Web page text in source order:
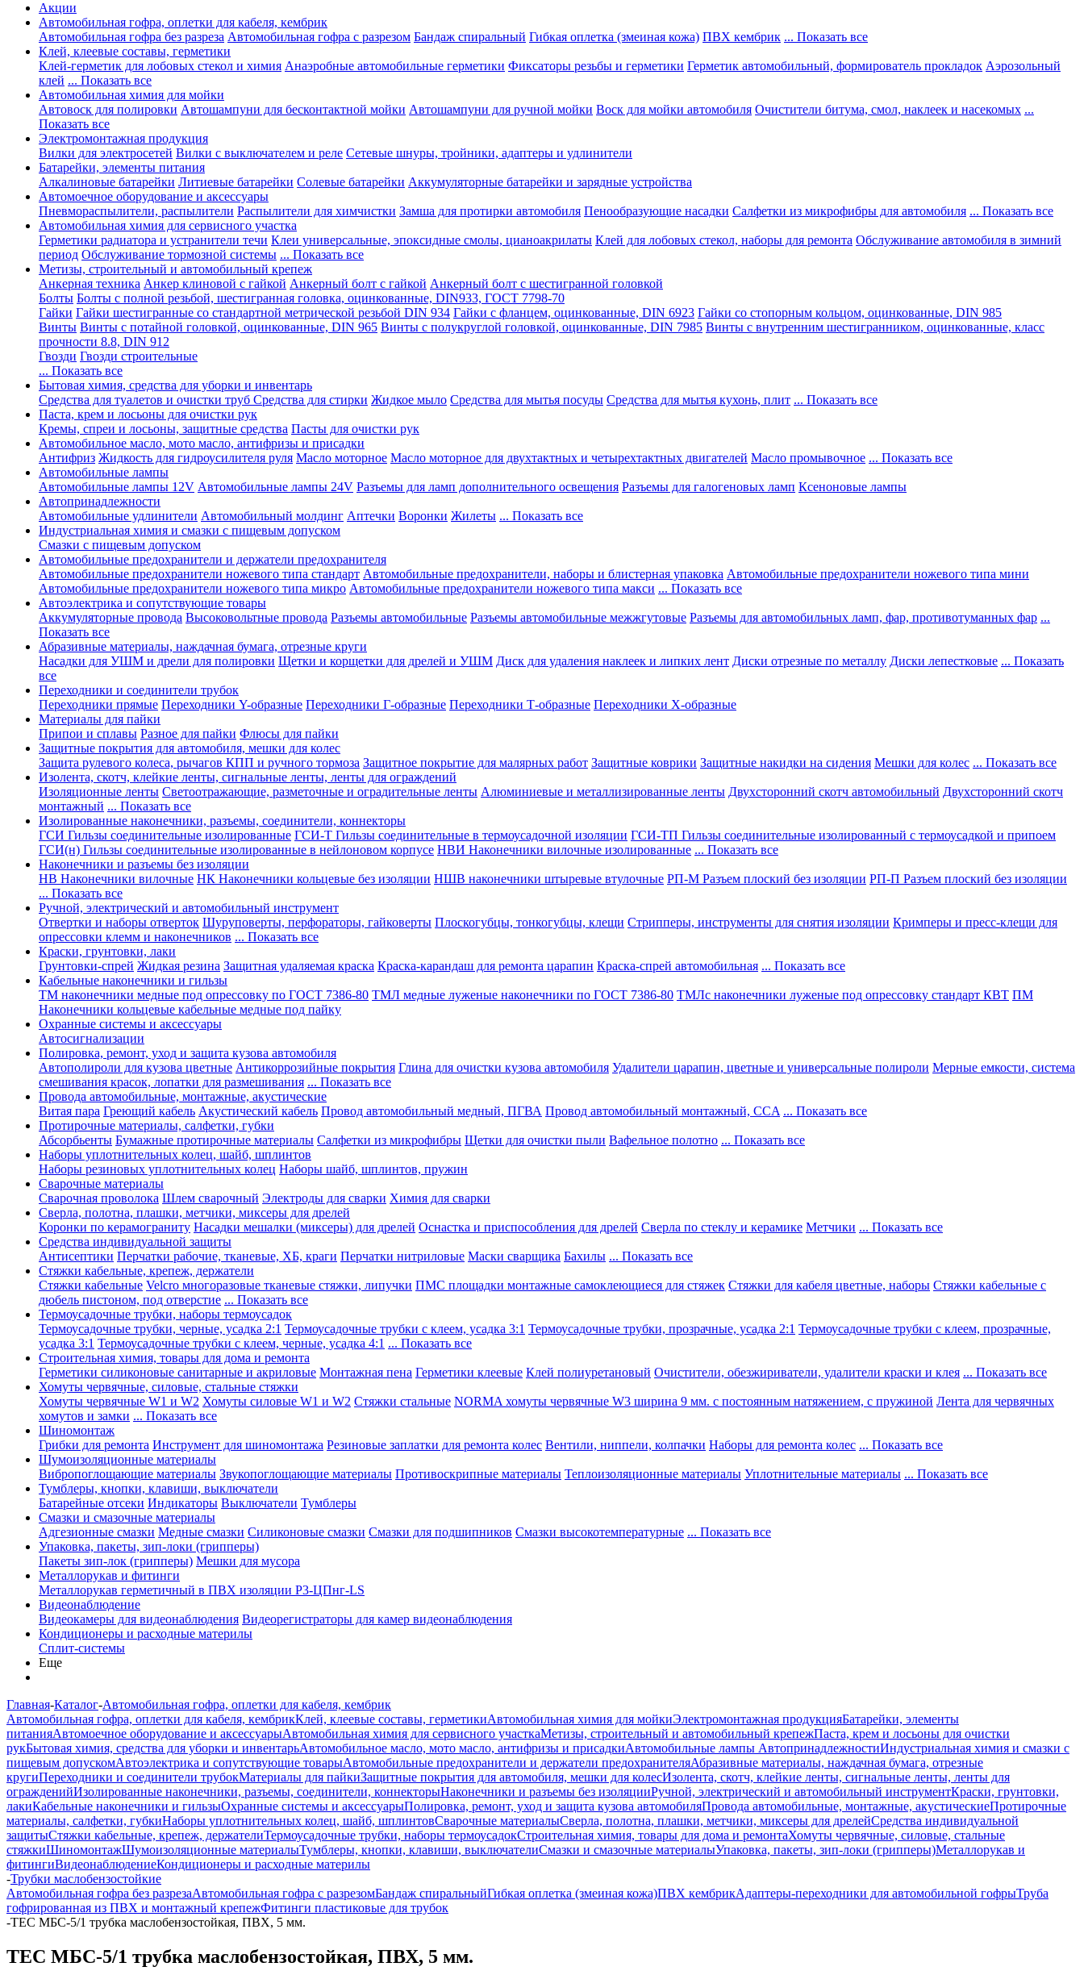
Акции
Автомобильная гофра, оплетки для кабеля, кембрик
Автомобильная гофра без разреза Автомобильная гофра с разрезом Бандаж спиральный Гибкая оплетка (змеиная кожа) ПВХ кембрик ... Показать все
Клей, клеевые составы, герметики
Клей-герметик для лобовых стекол и химия Анаэробные автомобильные герметики Фиксаторы резьбы и герметики Герметик автомобильный, формирователь прокладок Аэрозольный
клей ... Показать все
Автомобильная химия для мойки
Автовоск для полировки Автошампуни для бесконтактной мойки Автошампуни для ручной мойки Воск для мойки автомобиля Очистители битума, смол, наклеек и насекомых ...
Показать все
Электромонтажная продукция
Вилки для электросетей Вилки с выключателем и реле Сетевые шнуры, тройники, адаптеры и удлинители
Батарейки, элементы питания
Алкалиновые батарейки Литиевые батарейки Солевые батарейки Аккумуляторные батарейки и зарядные устройства
Автомоечное оборудование и аксессуары
Пневмораспылители, распылители Распылители для химчистки Замша для протирки автомобиля Пенообразующие насадки Салфетки из микрофибры для автомобиля ... Показать все
Автомобильная химия для сервисного участка
Герметики радиатора и устранители течи Клеи универсальные, эпоксидные смолы, цианоакрилаты Клей для лобовых стекол, наборы для ремонта Обслуживание автомобиля в зимний
период Обслуживание тормозной системы ... Показать все
Метизы, строительный и автомобильный крепеж
Анкерная техника Анкер клиновой с гайкой Анкерный болт с гайкой Анкерный болт с шестигранной головкой
Болты Болты с полной резьбой, шестигранная головка, оцинкованные, DIN933, ГОСТ 7798-70
Гайки Гайки шестигранные со стандартной метрической резьбой DIN 934 Гайки с фланцем, оцинкованные, DIN 6923 Гайки со стопорным кольцом, оцинкованные, DIN 985
Винты Винты с потайной головкой, оцинкованные, DIN 965 Винты с полукруглой головкой, оцинкованные, DIN 7985 Винты с внутренним шестигранником, оцинкованные, класс
прочности 8.8, DIN 912
Гвозди Гвозди строительные
... Показать все
Бытовая химия, средства для уборки и инвентарь
Средства для туалетов и очистки труб Средства для стирки Жидкое мыло Средства для мытья посуды Средства для мытья кухонь, плит ... Показать все
Паста, крем и лосьоны для очистки рук
Кремы, спреи и лосьоны, защитные средства Пасты для очистки рук
Автомобильное масло, мото масло, антифризы и присадки
Антифриз Жидкость для гидроусилителя руля Масло моторное Масло моторное для двухтактных и четырехтактных двигателей Масло промывочное ... Показать все
Автомобильные лампы
Автомобильные лампы 12V Автомобильные лампы 24V Разъемы для ламп дополнительного освещения Разъемы для галогеновых ламп Ксеноновые лампы
Автопринадлежности
Автомобильные удлинители Автомобильный молдинг Аптечки Воронки Жилеты ... Показать все
Индустриальная химия и смазки с пищевым допуском
Смазки с пищевым допуском
Автомобильные предохранители и держатели предохранителя
Автомобильные предохранители ножевого типа стандарт Автомобильные предохранители, наборы и блистерная упаковка Автомобильные предохранители ножевого типа мини
Автомобильные предохранители ножевого типа микро Автомобильные предохранители ножевого типа макси ... Показать все
Автоэлектрика и сопутствующие товары
Аккумуляторные провода Высоковольтные провода Разъемы автомобильные Разъемы автомобильные межжгутовые Разъемы для автомобильных ламп, фар, противотуманных фар ...
Показать все
Абразивные материалы, наждачная бумага, отрезные круги
Насадки для УШМ и дрели для полировки Щетки и корщетки для дрелей и УШМ Диск для удаления наклеек и липких лент Диски отрезные по металлу Диски лепестковые ... Показать
все
Переходники и соединители трубок
Переходники прямые Переходники Y-образные Переходники Г-образные Переходники Т-образные Переходники Х-образные
Материалы для пайки
Припои и сплавы Разное для пайки Флюсы для пайки
Защитные покрытия для автомобиля, мешки для колес
Защита рулевого колеса, рычагов КПП и ручного тормоза Защитное покрытие для малярных работ Защитные коврики Защитные накидки на сидения Мешки для колес ... Показать все
Изолента, скотч, клейкие ленты, сигнальные ленты, ленты для ограждений
Изоляционные ленты Светоотражающие, разметочные и оградительные ленты Алюминиевые и металлизированные ленты Двухсторонний скотч автомобильный Двухсторонний скотч
монтажный ... Показать все
Изолированные наконечники, разъемы, соединители, коннекторы
ГСИ Гильзы соединительные изолированные ГСИ-Т Гильзы соединительные в термоусадочной изоляции ГСИ-ТП Гильзы соединительные изолированный с термоусадкой и припоем
ГСИ(н) Гильзы соединительные изолированные в нейлоновом корпусе НВИ Наконечники вилочные изолированные ... Показать все
Наконечники и разъемы без изоляции
НВ Наконечники вилочные НК Наконечники кольцевые без изоляции НШВ наконечники штыревые втулочные РП-М Разъем плоский без изоляции РП-П Разъем плоский без изоляции
... Показать все
Ручной, электрический и автомобильный инструмент
Отвертки и наборы отверток Шуруповерты, перфораторы, гайковерты Плоскогубцы, тонкогубцы, клещи Стрипперы, инструменты для снятия изоляции Кримперы и пресс-клещи для
опрессовки клемм и наконечников ... Показать все
Краски, грунтовки, лаки
Грунтовки-спрей Жидкая резина Защитная удаляемая краска Краска-карандаш для ремонта царапин Краска-спрей автомобильная ... Показать все
Кабельные наконечники и гильзы
ТМ наконечники медные под опрессовку по ГОСТ 7386-80 ТМЛ медные луженые наконечники по ГОСТ 7386-80 ТМЛс наконечники луженые под опрессовку стандарт КВТ ПМ
Наконечники кольцевые кабельные медные под пайку
Охранные системы и аксессуары
Автосигнализации
Полировка, ремонт, уход и защита кузова автомобиля
Автополироли для кузова цветные Антикоррозийные покрытия Глина для очистки кузова автомобиля Удалители царапин, цветные и универсальные полироли Мерные емкости, система
смешивания красок, лопатки для размешивания ... Показать все
Провода автомобильные, монтажные, акустические
Витая пара Греющий кабель Акустический кабель Провод автомобильный медный, ПГВА Провод автомобильный монтажный, CCA ... Показать все
Протирочные материалы, салфетки, губки
Абсорбьенты Бумажные протирочные материалы Салфетки из микрофибры Щетки для очистки пыли Вафельное полотно ... Показать все
Наборы уплотнительных колец, шайб, шплинтов
Наборы резиновых уплотнительных колец Наборы шайб, шплинтов, пружин
Сварочные материалы
Сварочная проволока Шлем сварочный Электроды для сварки Химия для сварки
Сверла, полотна, плашки, метчики, миксеры для дрелей
Коронки по керамограниту Насадки мешалки (миксеры) для дрелей Оснастка и приспособления для дрелей Сверла по стеклу и керамике Метчики ... Показать все
Средства индивидуальной защиты
Антисептики Перчатки рабочие, тканевые, ХБ, краги Перчатки нитриловые Маски сварщика Бахилы ... Показать все
Стяжки кабельные, крепеж, держатели
Стяжки кабельные Velcro многоразовые тканевые стяжки, липучки ПМС площадки монтажные самоклеющиеся для стяжек Стяжки для кабеля цветные, наборы Стяжки кабельные с
дюбель пистоном, под отверстие ... Показать все
Термоусадочные трубки, наборы термоусадок
Термоусадочные трубки, черные, усадка 2:1 Термоусадочные трубки с клеем, усадка 3:1 Термоусадочные трубки, прозрачные, усадка 2:1 Термоусадочные трубки с клеем, прозрачные,
усадка 3:1 Термоусадочные трубки с клеем, черные, усадка 4:1 ... Показать все
Строительная химия, товары для дома и ремонта
Герметики силиконовые санитарные и акриловые Монтажная пена Герметики клеевые Клей полиуретановый Очистители, обезжириватели, удалители краски и клея ... Показать все
Хомуты червячные, силовые, стальные стяжки
Хомуты червячные W1 и W2 Хомуты силовые W1 и W2 Стяжки стальные NORMA хомуты червячные W3 ширина 9 мм. с постоянным натяжением, с пружиной Лента для червячных
хомутов и замки ... Показать все
Шиномонтаж
Грибки для ремонта Инструмент для шиномонтажа Резиновые заплатки для ремонта колес Вентили, ниппели, колпачки Наборы для ремонта колес ... Показать все
Шумоизоляционные материалы
Вибропоглощающие материалы Звукопоглощающие материалы Противоскрипные материалы Теплоизоляционные материалы Уплотнительные материалы ... Показать все
Тумблеры, кнопки, клавиши, выключатели
Батарейные отсеки Индикаторы Выключатели Тумблеры
Смазки и смазочные материалы
Адгезионные смазки Медные смазки Силиконовые смазки Смазки для подшипников Смазки высокотемпературные ... Показать все
Упаковка, пакеты, зип-локи (грипперы)
Пакеты зип-лок (грипперы) Мешки для мусора
Металлорукав и фитинги
Металлорукав герметичный в ПВХ изоляции Р3-ЦПнг-LS
Видеонаблюдение
Видеокамеры для видеонаблюдения Видеорегистраторы для камер видеонаблюдения
Кондиционеры и расходные материлы
Сплит-системы
Еще
Главная-Каталог-Автомобильная гофра, оплетки для кабеля, кембрик
Автомобильная гофра, оплетки для кабеля, кембрикКлей, клеевые составы, герметикиАвтомобильная химия для мойкиЭлектромонтажная продукцияБатарейки, элементы
питанияАвтомоечное оборудование и аксессуарыАвтомобильная химия для сервисного участкаМетизы, строительный и автомобильный крепежПаста, крем и лосьоны для очистки
рукБытовая химия, средства для уборки и инвентарьАвтомобильное масло, мото масло, антифризы и присадкиАвтомобильные лампы АвтопринадлежностиИндустриальная химия и смазки с
пищевым допускомАвтоэлектрика и сопутствующие товарыАвтомобильные предохранители и держатели предохранителяАбразивные материалы, наждачная бумага, отрезные
кругиПереходники и соединители трубокМатериалы для пайкиЗащитные покрытия для автомобиля, мешки для колесИзолента, скотч, клейкие ленты, сигнальные ленты, ленты для
огражденийИзолированные наконечники, разъемы, соединители, коннекторыНаконечники и разъемы без изоляцииРучной, электрический и автомобильный инструментКраски, грунтовки,
лакиКабельные наконечники и гильзыОхранные системы и аксессуарыПолировка, ремонт, уход и защита кузова автомобиляПровода автомобильные, монтажные, акустическиеПротирочные
материалы, салфетки, губкиНаборы уплотнительных колец, шайб, шплинтовСварочные материалыСверла, полотна, плашки, метчики, миксеры для дрелейСредства индивидуальной
защитыСтяжки кабельные, крепеж, держателиТермоусадочные трубки, наборы термоусадокСтроительная химия, товары для дома и ремонтаХомуты червячные, силовые, стальные
стяжкиШиномонтажШумоизоляционные материалыТумблеры, кнопки, клавиши, выключателиСмазки и смазочные материалыУпаковка, пакеты, зип-локи (грипперы)Металлорукав и
фитингиВидеонаблюдениеКондиционеры и расходные материлы
-Трубки маслобензостойкие
Автомобильная гофра без разрезаАвтомобильная гофра с разрезомБандаж спиральныйГибкая оплетка (змеиная кожа)ПВХ кембрикАдаптеры-переходники для автомобильной гофрыТруба
гофрированная из ПВХ и монтажный крепежФитинги пластиковые для трубок
-TEC МБС-5/1 трубка маслобензостойкая, ПВХ, 5 мм.
TEC МБС-5/1 трубка маслобензостойкая, ПВХ, 5 мм.